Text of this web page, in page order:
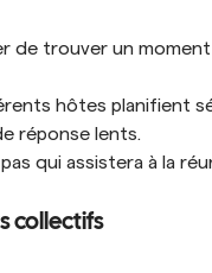
de trouver un
hôtes planifient
réponse lents.
qui assistera à la
collectifs